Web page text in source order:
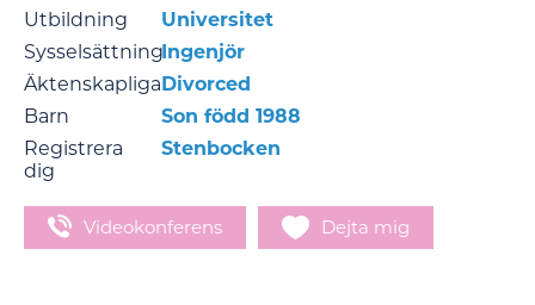
Utbildning
Universitet
SysselsättningIngenjör
ÄktenskapligaDivorced
Barn
Son född 1988
Registrera
dig
Stenbocken
Videokonferens Dejta mig